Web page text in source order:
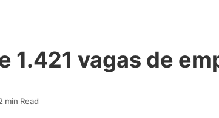
1.421 vagas de
min Read